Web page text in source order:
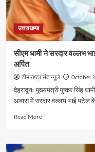
उत्तराखण्ड
सीएम धामी ने सरदार वल्लभ
अर्पित
टीम राष्ट्र संत न्यूज October
देहरादून: मुख्यमंत्री पुष्कर सिंह
आवास में सरदार वल्लभ भाई पटेल
Read MoreRead
सीएम